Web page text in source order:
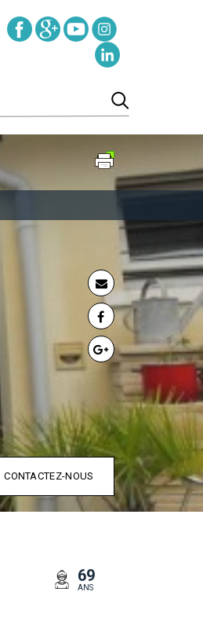
CONTACTEZ-NOUS
69
ANS